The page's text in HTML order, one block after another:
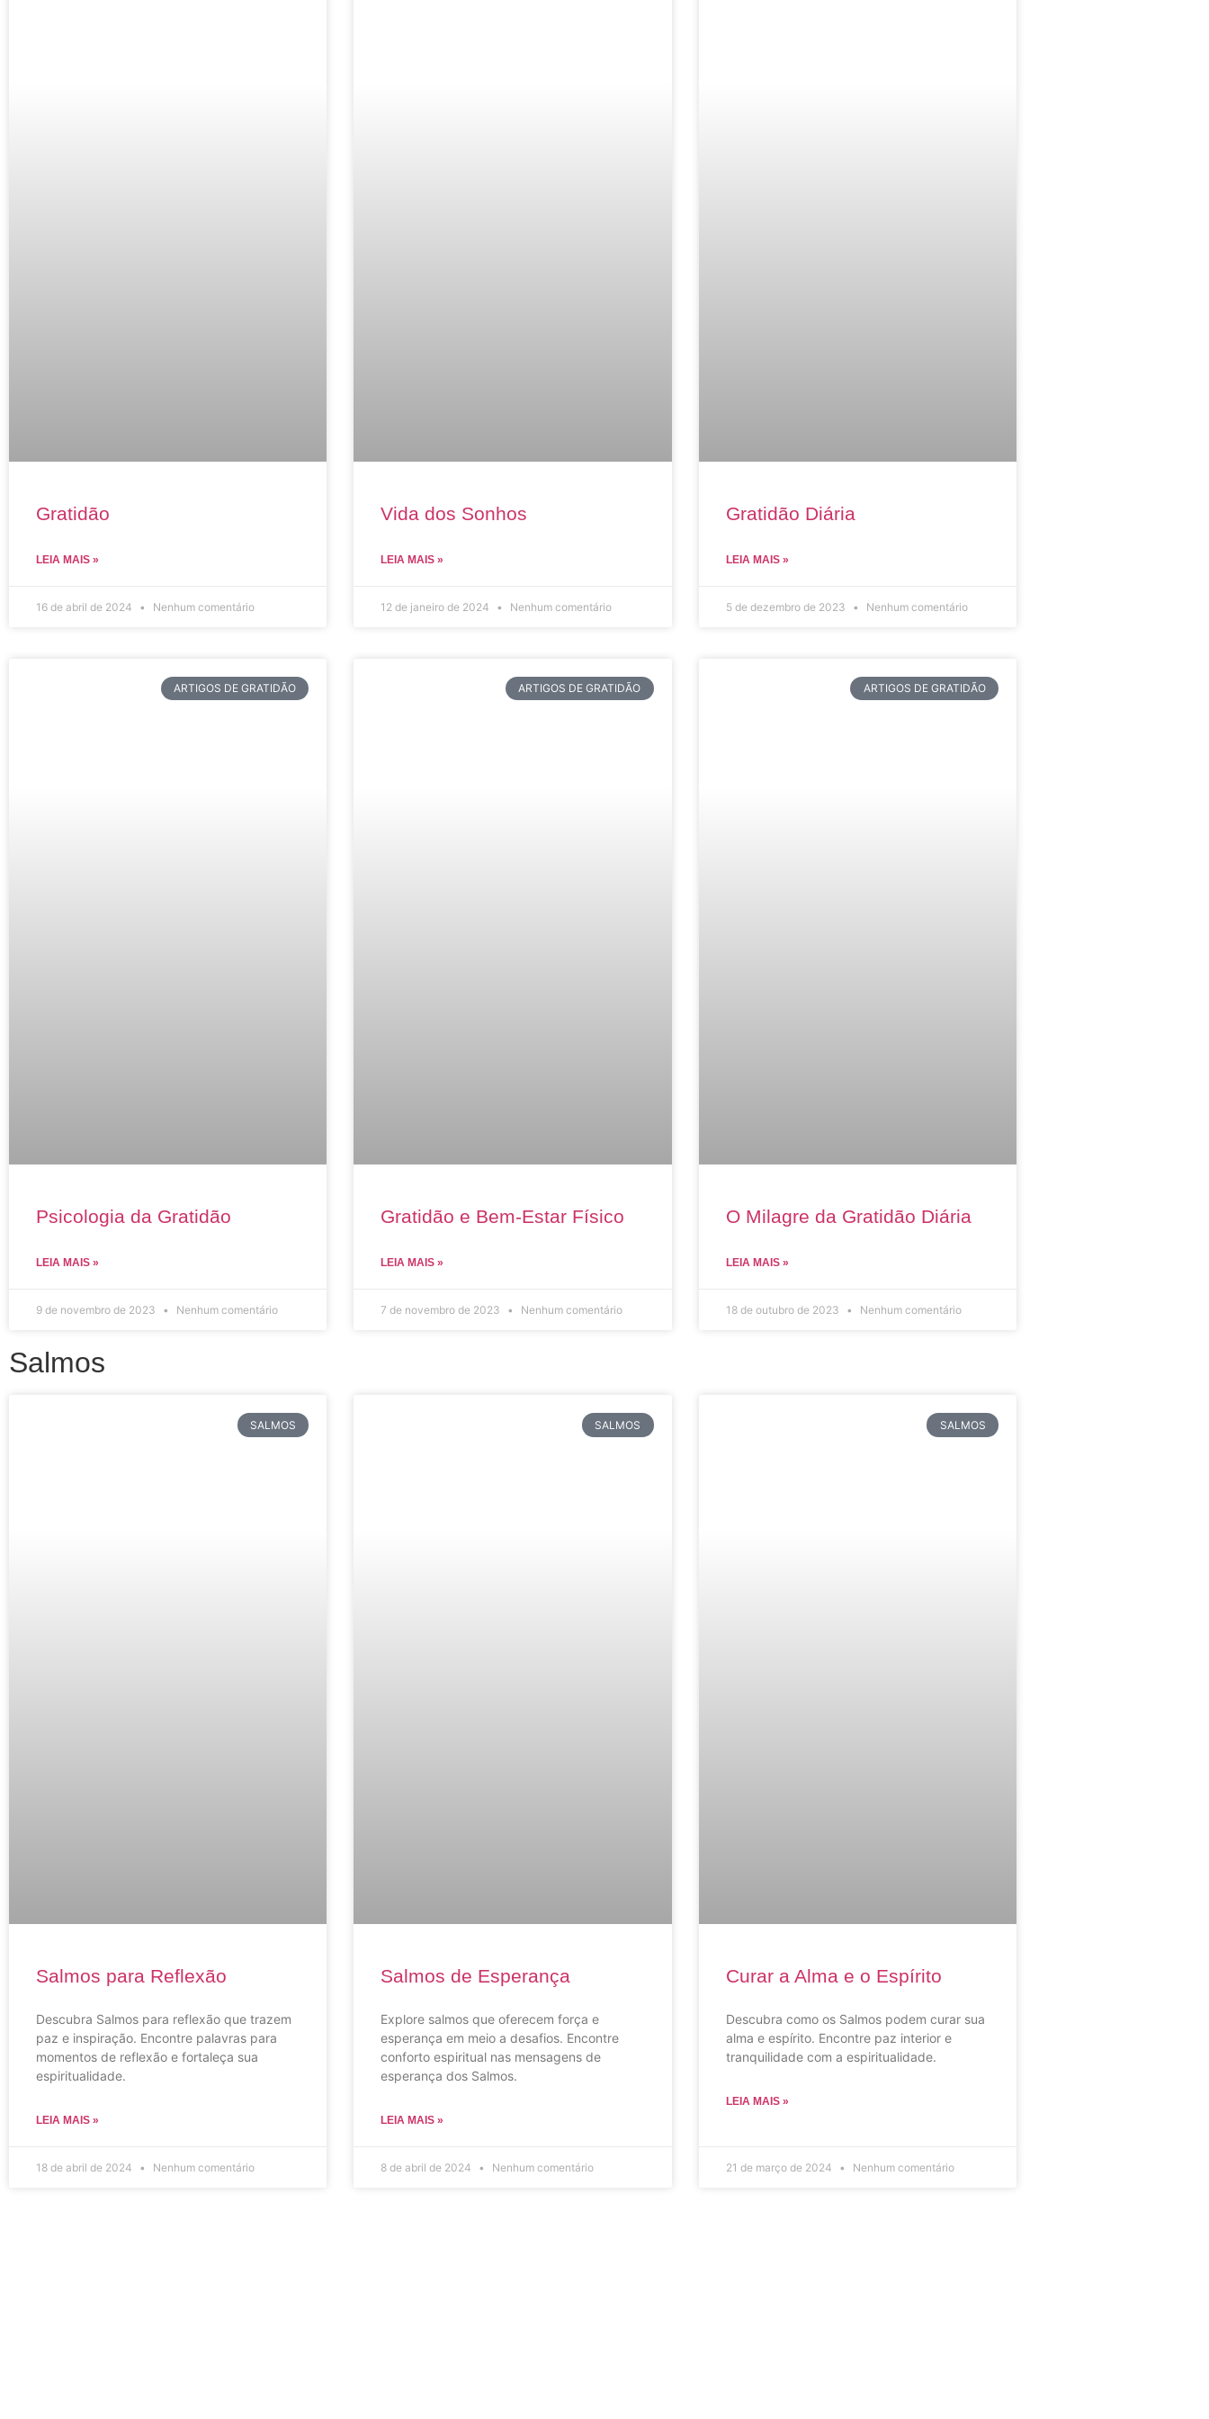
Gratidão
LEIA MAIS »
16 de abril de 2024 Nenhum comentário
Vida dos Sonhos
LEIA MAIS »
12 de janeiro de 2024 Nenhum comentário
Gratidão Diária
LEIA MAIS »
5 de dezembro de 2023 Nenhum comentário
ARTIGOS DE GRATIDÃO
Psicologia da Gratidão
LEIA MAIS »
9 de novembro de 2023 Nenhum comentário
ARTIGOS DE GRATIDÃO
Gratidão e Bem-Estar Físico
LEIA MAIS »
7 de novembro de 2023 Nenhum comentário
ARTIGOS DE GRATIDÃO
O Milagre da Gratidão Diária
LEIA MAIS »
18 de outubro de 2023 Nenhum comentário
Salmos
SALMOS
Salmos para Reflexão
Descubra Salmos para reflexão que trazem
paz e inspiração. Encontre palavras para
momentos de reflexão e fortaleça sua
espiritualidade.
LEIA MAIS »
18 de abril de 2024 Nenhum comentário
SALMOS
Salmos de Esperança
Explore salmos que oferecem força e
esperança em meio a desafios. Encontre
conforto espiritual nas mensagens de
esperança dos Salmos.
LEIA MAIS »
8 de abril de 2024 Nenhum comentário
SALMOS
Curar a Alma e o Espírito
Descubra como os Salmos podem curar sua
alma e espírito. Encontre paz interior e
tranquilidade com a espiritualidade.
LEIA MAIS »
21 de março de 2024 Nenhum comentário